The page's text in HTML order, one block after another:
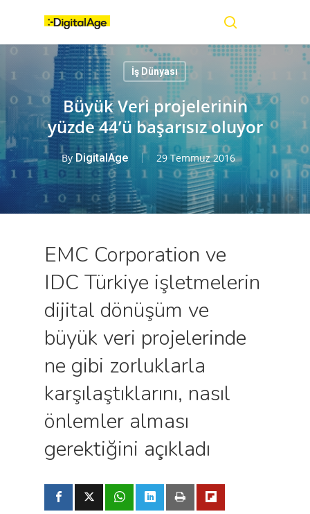
content
İş Dünyası
Büyük Veri projelerinin
yüzde 44’ü başarısız oluyor
By DigitalAge 29 Temmuz 2016
EMC Corporation ve
IDC Türkiye işletmelerin
dijital dönüşüm ve
büyük veri projelerinde
ne gibi zorluklarla
karşılaştıklarını, nasıl
önlemler alması
gerektiğini açıkladı